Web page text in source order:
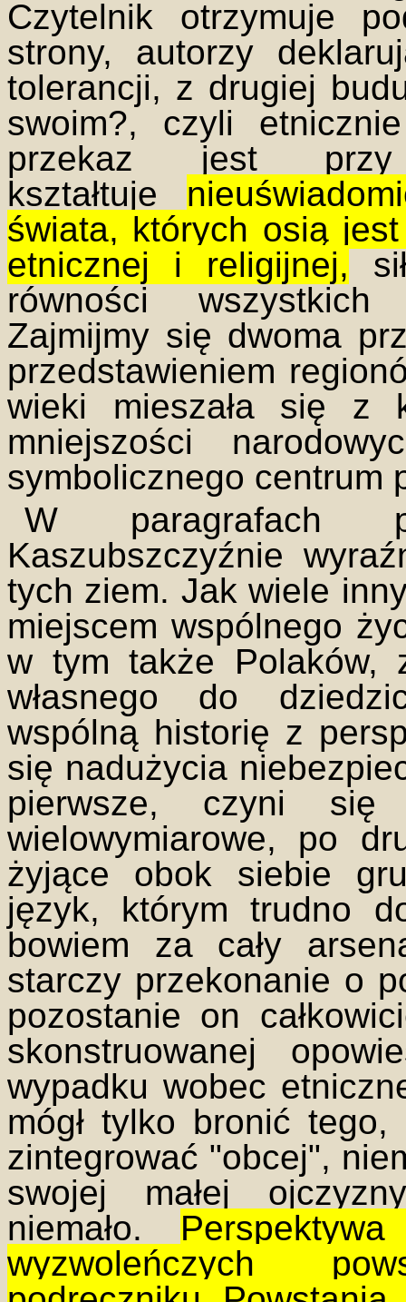
Czytelnik otrzymuje
strony, autorzy
tolerancji, z drugiej
swoim?, czyli
przekaz jest
kształtuje
świata, których osią
etnicznej i religijnej,
równości wszystkich
Zajmijmy się dwoma
przedstawieniem
wieki mieszała się z
mniejszości
symbolicznego centrum
W paragrafach
Kaszubszczyźnie
tych ziem. Jak wiele
miejscem wspólnego
w tym także Polaków,
własnego do
wspólną historię z
się nadużycia
pierwsze, czyni się
wielowymiarowe, po
żyjące obok siebie
język, którym trudno
bowiem za cały
starczy przekonanie o
pozostanie on
skonstruowanej
wypadku wobec
mógł tylko bronić
zintegrować "obcej",
swojej małej
niemało.
wyzwoleńczych